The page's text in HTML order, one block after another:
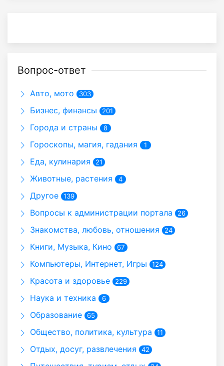
Вопрос-ответ
Авто, мото 303
Бизнес, финансы 201
Города и страны 8
Гороскопы, магия, гадания 1
Еда, кулинария 21
Животные, растения 4
Другое 139
Вопросы к администрации портала 26
Знакомства, любовь, отношения 24
Книги, Музыка, Кино 67
Компьютеры, Интернет, Игры 124
Красота и здоровье 229
Наука и техника 6
Образование 65
Общество, политика, культура 11
Отдых, досуг, развлечения 42